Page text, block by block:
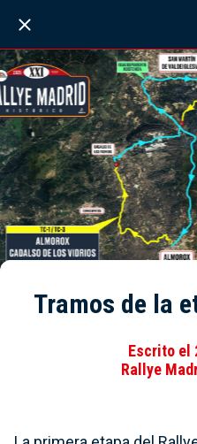
Tramos de la
Escrito el
Rallye